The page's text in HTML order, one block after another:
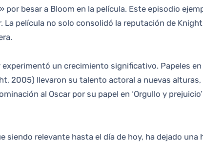
besar a Bloom en la película. Este episodio
La película no solo consolidó la reputación de
experimentó un crecimiento significativo. Papeles
2005) llevaron su talento actoral a nuevas
al Oscar por su papel en ‘Orgullo y
siendo relevante hasta el día de hoy, ha dejado